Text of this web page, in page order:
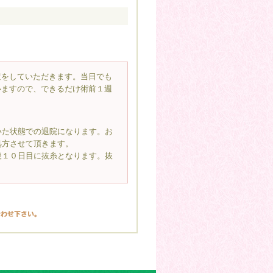
していただきます。当日でも
すので、できるだけ術前１週
状態での退院になります。お
させて頂きます。
０日目に抜糸となります。抜